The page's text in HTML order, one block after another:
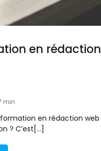
en rédaction
min
en rédaction web
? C’est[…]